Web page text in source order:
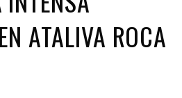
ATALIVA ROCA